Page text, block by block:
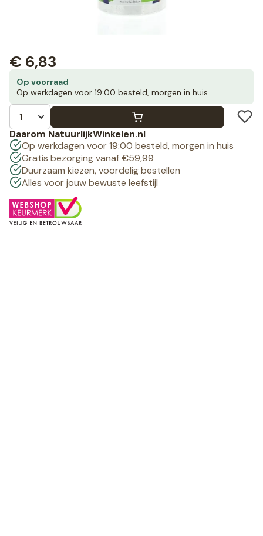
Op voorraad
Op werkdagen voor 19:00 besteld, morgen in huis
€ 6,83
Daarom NatuurlijkWinkelen.nl
Op werkdagen voor 19:00 besteld, morgen in huis
Gratis bezorging vanaf €59,99
Duurzaam kiezen, voordelig bestellen
Alles voor jouw bewuste leefstijl